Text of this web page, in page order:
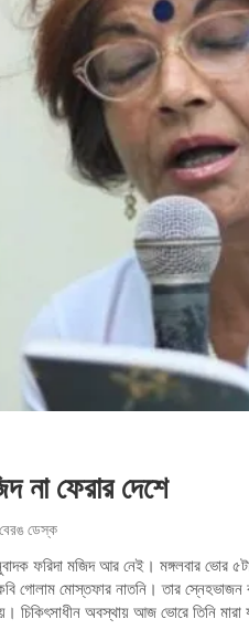
না ফেরার দেশে
ডেস্ক
ফরিদা মজিদ আর নেই। মঙ্গলবার ভোর
গোলাম মোস্তফার নাতনি। তার স্নেহভাজন
চিকিৎসাধীন অবস্থায় আজ ভোরে তিনি মারা